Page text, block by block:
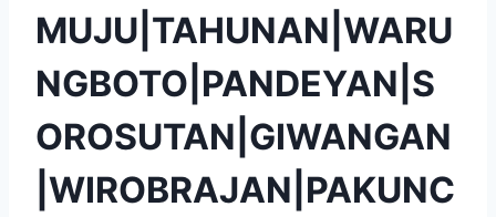
MUJU|TAHUNAN|WARU
NGBOTO|PANDEYAN|S
OROSUTAN|GIWANGAN
|WIROBRAJAN|PAKUNC